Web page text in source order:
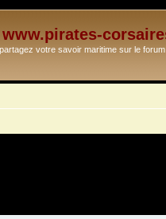
votre savoir maritime sur le